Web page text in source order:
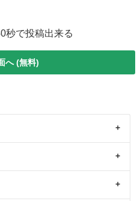
秒で投稿出来る
へ (無料)